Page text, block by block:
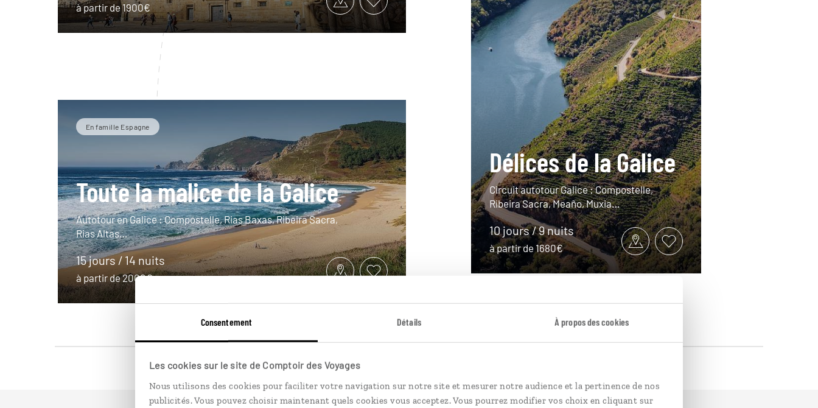
Consentement Détails À propos des cookies
Les cookies sur le site de Comptoir des Voyages
Nous utilisons des cookies pour faciliter votre navigation sur notre site et mesurer notre audience et la pertinence de nos
publicités. Vous pouvez choisir maintenant quels cookies vous acceptez. Vous pourrez modifier vos choix en cliquant sur
à partir de 1900€
En famille Espagne
Toute la malice de la Galice
Autotour en Galice : Compostelle, Rias Baxas, Ribeira Sacra,
Rias Altas…
15 jours / 14 nuits
à partir de 2000€
Délices de la Galice
Circuit autotour Galice : Compostelle,
Ribeira Sacra, Meaño, Muxia…
10 jours / 9 nuits
à partir de 1680€